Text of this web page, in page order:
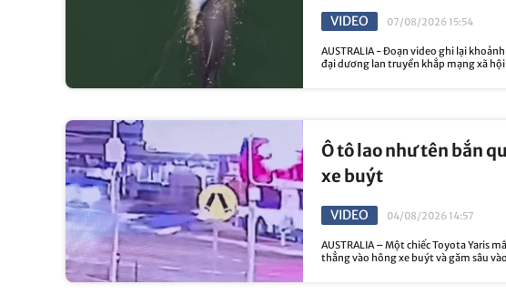
VIDEO 07/08/2026 15:54
AUSTRALIA - Đoạn video ghi lại
đại dương lan truyền khắp mạng xã
Ô tô lao như tên bắn
xe buýt
VIDEO 04/08/2026 14:57
AUSTRALIA – Một chiếc Toyota Yaris
thẳng vào hông xe buýt và găm sâu